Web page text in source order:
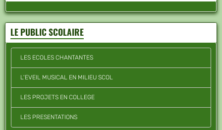
LE PUBLIC SCOLAIRE
LES ECOLES CHANTANTES
L'EVEIL MUSICAL EN MILIEU SCOL
LES PROJETS EN COLLEGE
LES PRESENTATIONS